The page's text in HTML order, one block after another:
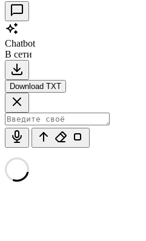
Chatbot
В сети
Download TXT